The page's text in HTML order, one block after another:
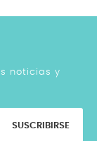
noticias y
SUSCRIBIRSE